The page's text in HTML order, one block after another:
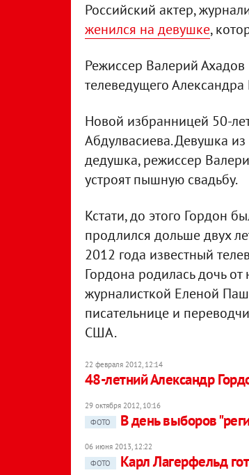
Российский актер,
женился на девушке,
Режиссер Валерий
телеведущего
Новой избранницей 50-
Абдулвасиева. Девушка
дедушка, режиссер
устроят пышную свадьбу.
Кстати, до этого Гордон
продлился дольше двух
2012 года известный
Гордона родилась дочь
журналисткой Еленой
писательнице и
США.
22 февраля 2012, 12:14
48-летний Александр
29 октября 2012, 10:16
ФОТО
В день выборов
06 июня 2013, 12:22
ФОТО
Карл Лагерфельд